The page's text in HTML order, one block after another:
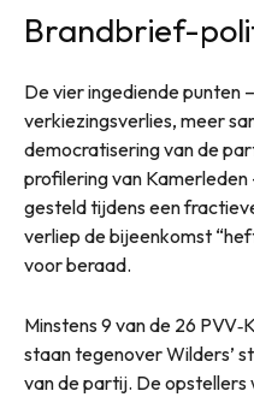
Brandbrief-
De vier ingediende punten
verkiezingsverlies, meer
democratisering van de
profilering van Kamerleden
gesteld tijdens een
verliep de bijeenkomst
voor beraad.
Minstens 9 van de 26
staan tegenover Wilders’
van de partij. De opstellers